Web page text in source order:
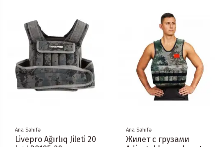
Ana Səhifə
Livepro Ağırlıq Jileti 20
Ana Səhifə
Жилет с грузами